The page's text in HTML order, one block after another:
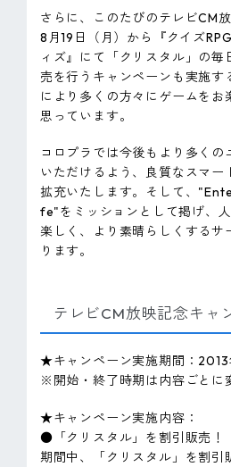
さらに、このたびのテレビCM
8月19日（月）から『クイズ
ィズ』にて「クリスタル」の
売を行うキャンペーンも実施す
により多くの方々にゲームをお
思っています。
コロプラでは今後もより多くの
いただけるよう、良質なスマー
拡充いたします。そして、
fe"をミッションとして掲げ、
楽しく、より素晴らしくするサ
ります。
テレビCM放映記念キャ
★キャンペーン実施期間：
※開始・終了時期は内容ごとに
★キャンペーン実施内容：
●「クリスタル」を割引販売！
期間中、「クリスタル」を割